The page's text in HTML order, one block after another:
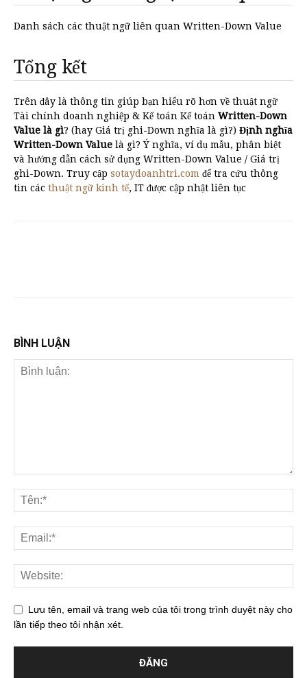
Danh sách các thuật ngữ liên quan Written-Down Value
Tổng kết
Trên đây là thông tin giúp bạn hiểu rõ hơn về thuật ngữ
Tài chính doanh nghiệp & Kế toán Kế toán Written-Down
Value là gì? (hay Giá trị ghi-Down nghĩa là gì?) Định nghĩa
Written-Down Value là gì? Ý nghĩa, ví dụ mẫu, phân biệt
và hướng dẫn cách sử dụng Written-Down Value / Giá trị
ghi-Down. Truy cập sotaydoanhtri.com để tra cứu thông
tin các thuật ngữ kinh tế, IT được cập nhật liên tục
BÌNH LUẬN
Lưu tên, email và trang web của tôi trong trình duyệt này cho
lần tiếp theo tôi nhận xét.